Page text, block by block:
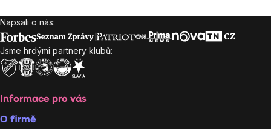
Zápatí
Napsali o nás:
Jsme hrdými partnery klubů:
Informace pro vás
O firmě